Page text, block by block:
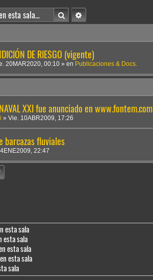
BuscarBúsqueda avanzada
DE RIESGO (vigente)
20MAR2020, 00:10 » en Publicaciones & Docs.
XXI fue anunciado en www.fontem.com
» Vie. 10ABR2009, 17:26
barcazas fluviales
22:47
esta sala
esta sala
esta sala
esta sala
sala